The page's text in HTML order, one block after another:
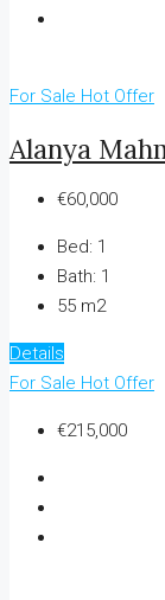
For Sale Hot Offer
Alanya
€60,000
Bed: 1
Bath: 1
55 m2
Details
For Sale Hot Offer
€215,000